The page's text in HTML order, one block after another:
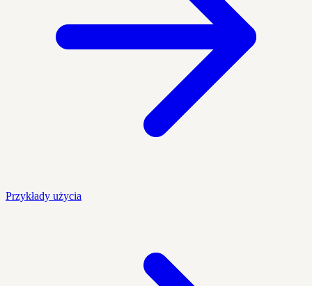
Przykłady użycia